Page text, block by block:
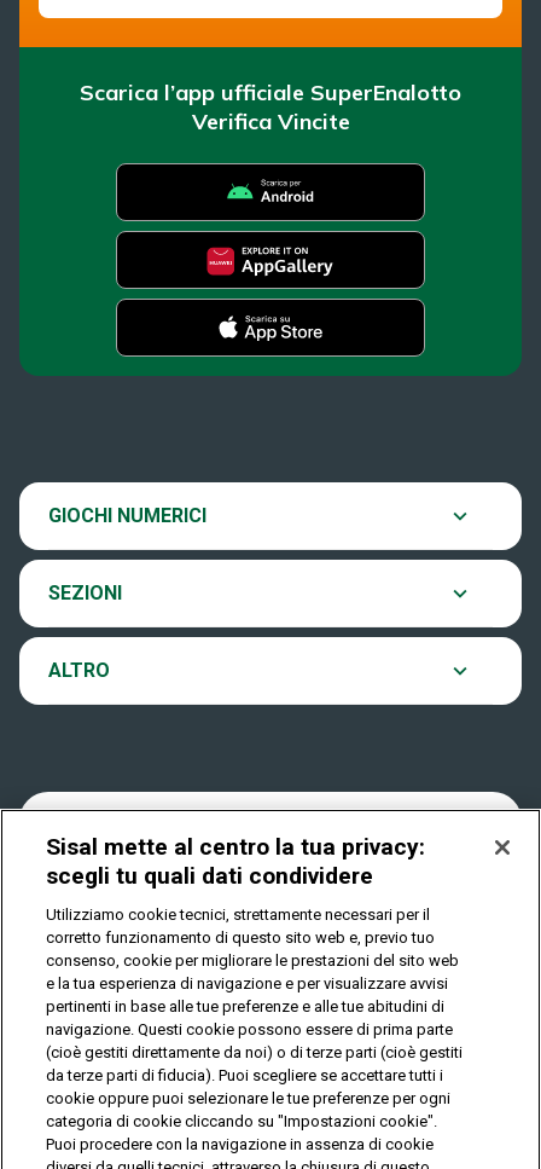
Scarica l’app ufficiale SuperEnalotto
Verifica Vincite
GIOCHI NUMERICI
SuperEnalotto
EuroJackpot
VinciCasa
Play Your Date
SEZIONI
News
Verifica vincite
Come si gioca
Dove si gioca
Quanto si vince
Come riscuotere
ALTRO
Contatti
Notifiche
Privacy
IL GIOCO È VIETATO AI MINORI E PUÒ CAUSARE
DIPENDENZA PATOLOGICA
© Copyright Sisal Italia S.p.A. - P.I. 02433760135
Privacy Cookies
Mappa
del
Sisal mette al centro la tua privacy:
scegli tu quali dati condividere
Utilizziamo cookie tecnici, strettamente necessari per il
corretto funzionamento di questo sito web e, previo tuo
consenso, cookie per migliorare le prestazioni del sito web
e la tua esperienza di navigazione e per visualizzare avvisi
pertinenti in base alle tue preferenze e alle tue abitudini di
navigazione. Questi cookie possono essere di prima parte
(cioè gestiti direttamente da noi) o di terze parti (cioè gestiti
da terze parti di fiducia). Puoi scegliere se accettare tutti i
cookie oppure puoi selezionare le tue preferenze per ogni
categoria di cookie cliccando su "Impostazioni cookie".
Puoi procedere con la navigazione in assenza di cookie